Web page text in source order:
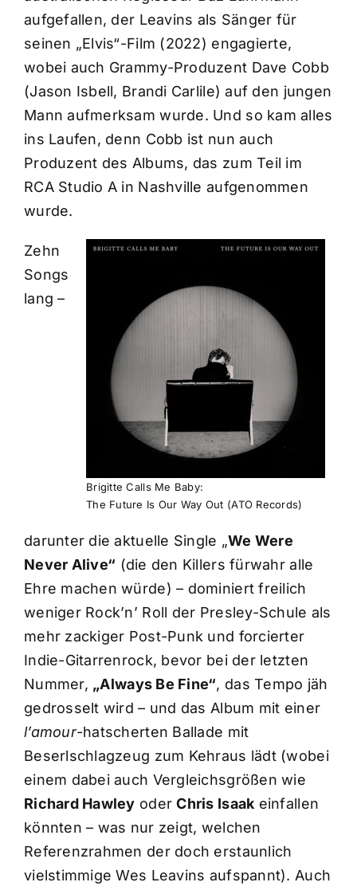
aufgefallen, der Leavins als Sänger für
seinen „Elvis“-Film (2022) engagierte,
wobei auch Grammy-Produzent Dave Cobb
(Jason Isbell, Brandi Carlile) auf den jungen
Mann aufmerksam wurde. Und so kam alles
ins Laufen, denn Cobb ist nun auch
Produzent des Albums, das zum Teil im
RCA Studio A in Nashville aufgenommen
wurde.
Brigitte Calls Me Baby:
The Future Is Our Way Out (ATO Records)
Zehn
Songs
lang –
darunter die aktuelle Single „We Were
Never Alive“ (die den Killers fürwahr alle
Ehre machen würde) – dominiert freilich
weniger Rock’n’ Roll der Presley-Schule als
mehr zackiger Post-Punk und forcierter
Indie-Gitarrenrock, bevor bei der letzten
Nummer, „Always Be Fine“, das Tempo jäh
gedrosselt wird – und das Album mit einer
l’amour-hatscherten Ballade mit
Beserlschlagzeug zum Kehraus lädt (wobei
einem dabei auch Vergleichsgrößen wie
Richard Hawley oderChris Isaak einfallen
könnten – was nur zeigt, welchen
Referenzrahmen der doch erstaunlich
vielstimmige Wes Leavins aufspannt). Auch